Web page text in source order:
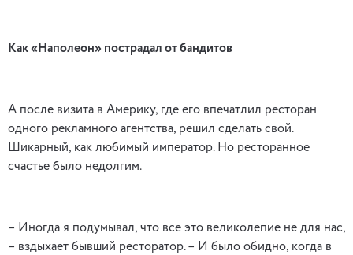
Как «Наполеон» пострадал от бандитов
А после визита в Америку, где его впечатлил ресторан
одного рекламного агентства, решил сделать свой.
Шикарный, как любимый император. Но ресторанное
счастье было недолгим.
– Иногда я подумывал, что все это великолепие не для нас,
– вздыхает бывший ресторатор. – И было обидно, когда в